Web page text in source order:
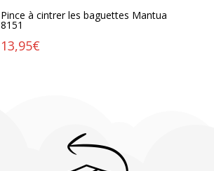
Pince à cintrer les baguettes Mantua
8151
13,95€